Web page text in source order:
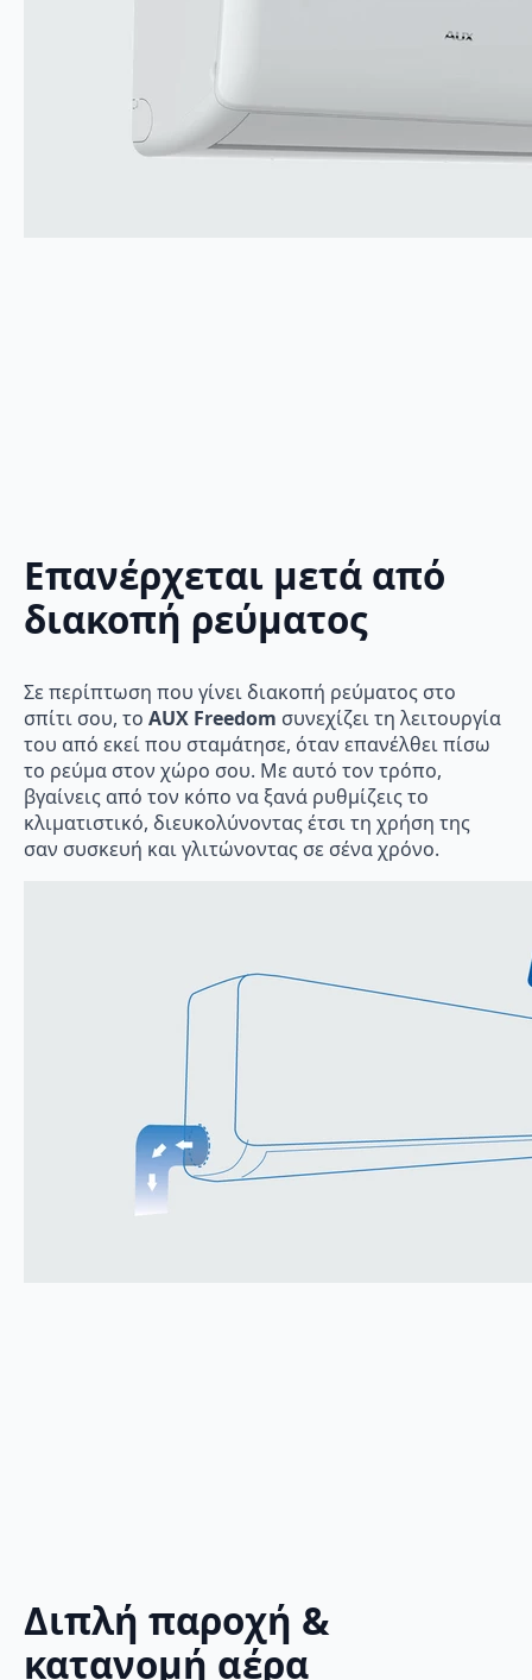
Επανέρχεται μετά από
διακοπή ρεύματος
Σε περίπτωση που γίνει διακοπή ρεύματος στο
σπίτι σου, το AUX Freedom συνεχίζει τη λειτουργία
του από εκεί που σταμάτησε, όταν επανέλθει πίσω
το ρεύμα στον χώρο σου. Με αυτό τον τρόπο,
βγαίνεις από τον κόπο να ξανά ρυθμίζεις το
κλιματιστικό, διευκολύνοντας έτσι τη χρήση της
σαν συσκευή και γλιτώνοντας σε σένα χρόνο.
Διπλή παροχή &
κατανομή αέρα